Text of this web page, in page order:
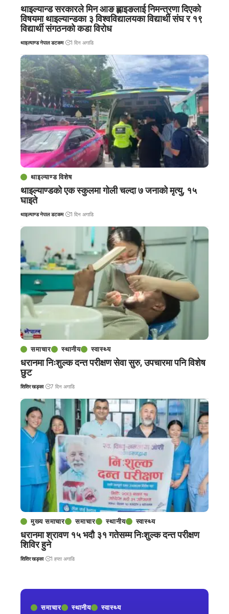
समाचार स्थानीय स्वास्थ्य
थाइल्यान्ड सरकारले मिन आङ ह्लाइङलाई निमन्त्रणा दिएको
विषयमा थाइल्यान्डका ३ विश्वविद्यालयका विद्यार्थी संघ र १९
विद्यार्थी संगठनको कडा विरोध
थाइल्याण्ड नेपाल डटकम 1 दिन अगाडि
थाइल्याण्ड विशेष
थाइल्याण्डको एक स्कुलमा गोली चल्दा ७ जनाको मृत्यु, १५
घाइते
थाइल्याण्ड नेपाल डटकम 1 दिन अगाडि
समाचार स्थानीय स्वास्थ्य
धरानमा निःशुल्क दन्त परीक्षण सेवा सुरु, उपचारमा पनि विशेष
छुट
शिशिर खड्का 7 दिन अगाडि
मुख्य समाचार समाचार स्थानीय स्वास्थ्य
धरानमा श्रावण १५ भदौ ३१ गतेसम्म निःशुल्क दन्त परीक्षण
शिविर हुने
शिशिर खड्का 1 हप्ता अगाडि